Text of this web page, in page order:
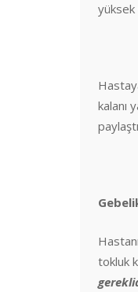
kalanı
tokluk